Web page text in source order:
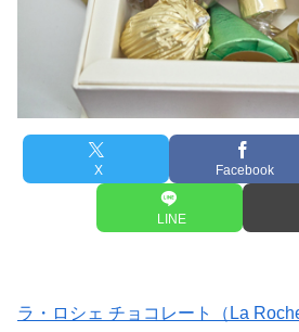
X Facebook
LINE
ラ・ロシェ チョコレート（La Roche